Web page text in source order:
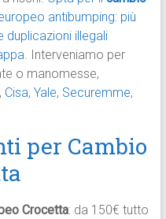
antibumping: più
duplicazioni illegali
Interveniamo per
o manomesse,
Cisa, Yale, Securemme,
per Cambio
Crocetta: da 150€ tutto